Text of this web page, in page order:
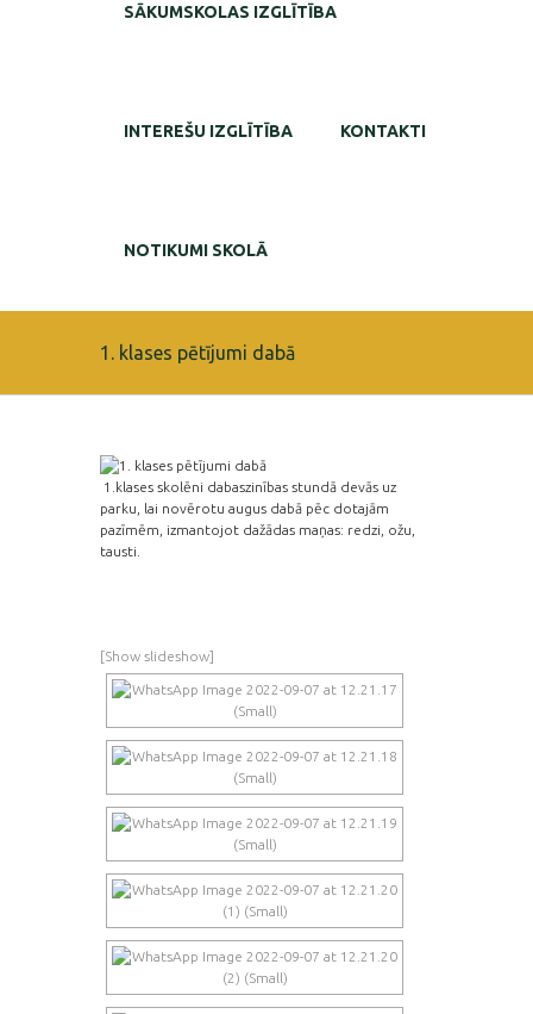
SĀKUMSKOLAS IZGLĪTĪBA
INTEREŠU IZGLĪTĪBA KONTAKTI
NOTIKUMI SKOLĀ
1. klases pētījumi dabā
1.klases skolēni dabaszinības stundā devās uz
parku, lai novērotu augus dabā pēc dotajām
pazīmēm, izmantojot dažādas maņas: redzi, ožu,
tausti.
[Show slideshow]